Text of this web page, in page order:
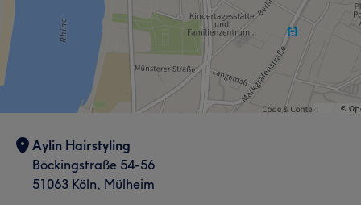
Aylin Hairstyling
Böckingstraße 54-56
51063 Köln, Mülheim